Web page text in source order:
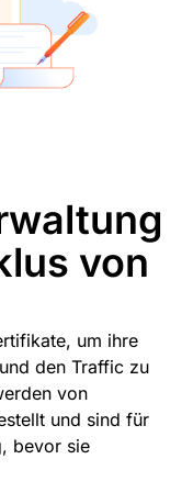
von
um ihre
den Traffic zu
von
und sind für
bevor sie